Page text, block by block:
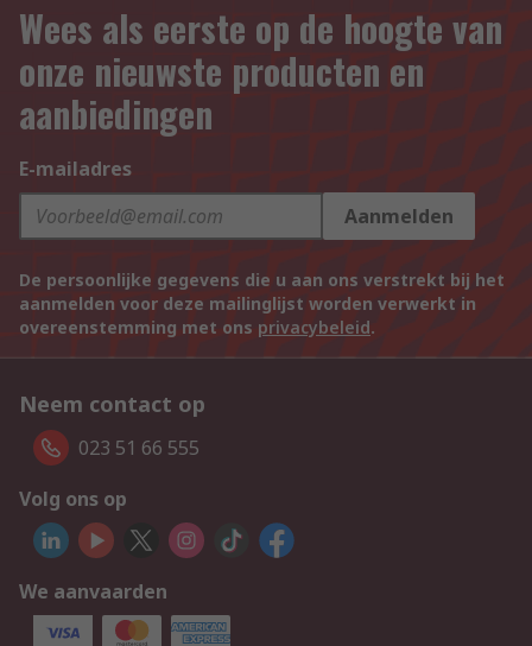
Wees als eerste op de hoogte van
onze nieuwste producten en
aanbiedingen
E-mailadres
Aanmelden
De persoonlijke gegevens die u aan ons verstrekt bij het
aanmelden voor deze mailinglijst worden verwerkt in
overeenstemming met ons privacybeleid.
Neem contact op
023 51 66 555
Volg ons op
We aanvaarden